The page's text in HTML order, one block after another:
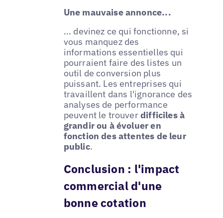
Une mauvaise annonce...
... devinez ce qui fonctionne, si
vous manquez des
informations essentielles qui
pourraient faire des listes un
outil de conversion plus
puissant. Les entreprises qui
travaillent dans l'ignorance des
analyses de performance
peuvent le trouverdifficiles à
grandir ou à évoluer en
fonction des attentes de leur
public.
Conclusion : l'impact
commercial d'une
bonne cotation